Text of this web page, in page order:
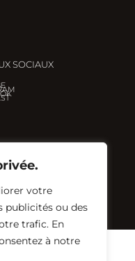
votre
publicités ou des
trafic. En
à notre
SOCIAUX
Renault